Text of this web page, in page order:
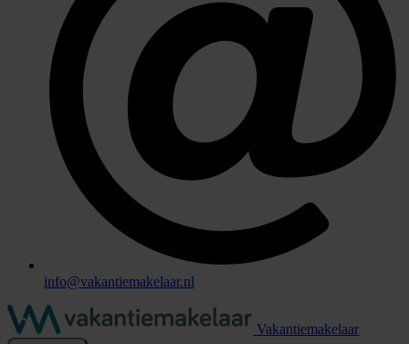
info@vakantiemakelaar.nl
Vakantiemakelaar